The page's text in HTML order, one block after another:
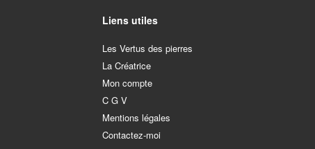
Liens utiles
Les Vertus des pierres
La Créatrice
Mon compte
C G V
Mentions légales
Contactez-moi